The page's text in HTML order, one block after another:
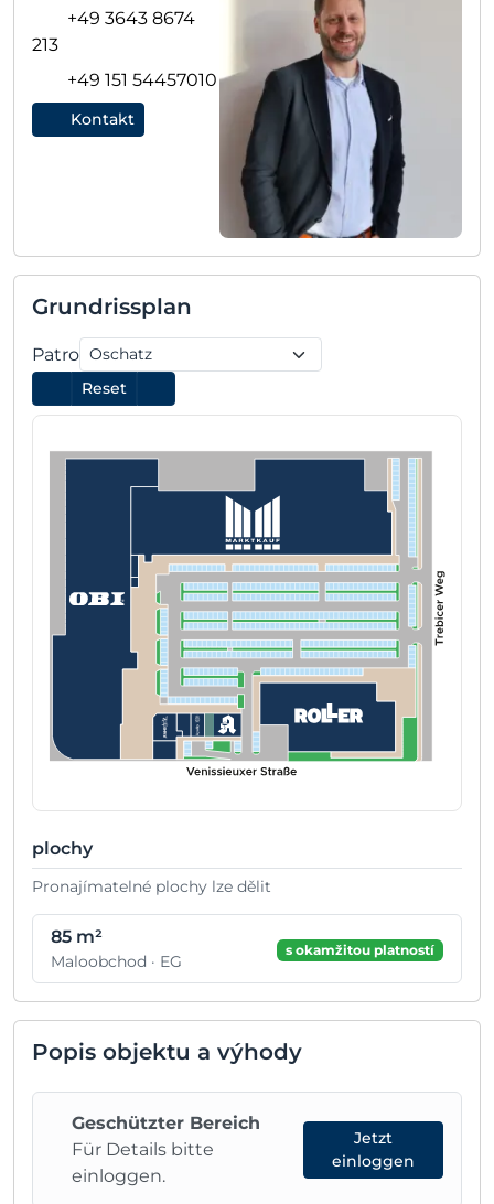
+49 3643 8674
213
+49 151 54457010
Kontakt
Grundrissplan
Patro
Reset
plochy
Pronajímatelné plochy lze dělit
85 m²
Maloobchod · EG
s okamžitou platností
Popis objektu a výhody
Geschützter Bereich
Für Details bitte
einloggen.
Jetzt
einloggen